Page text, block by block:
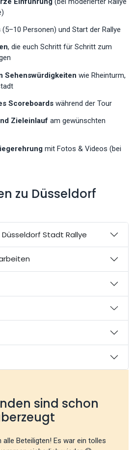
(5–10 Personen) und Start der Rallye
, die euch Schritt für Schritt zum
Sehenswürdigkeiten wie Rheinturm,
Scoreboards während der Tour
Zieleinlauf am gewünschten
mit Fotos & Videos (bei
zu Düsseldorf
Stadt Rallye
sind schon
alle Beteiligten! Es war ein tolles